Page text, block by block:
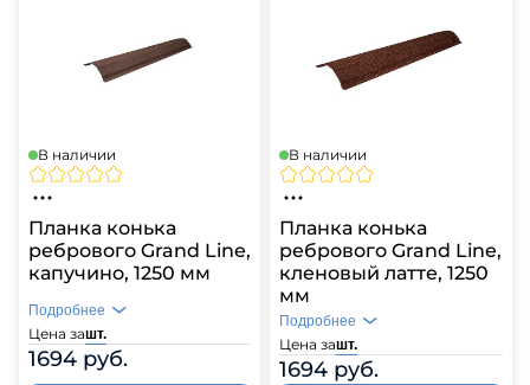
В наличии
Планка конька
ребрового Grand Line,
капучино, 1250 мм
Цена зашт.
1694 руб.
Подробнее
В наличии
Планка конька
ребрового Grand Line,
кленовый латте, 1250
мм
Цена зашт.
1694 руб.
Подробнее